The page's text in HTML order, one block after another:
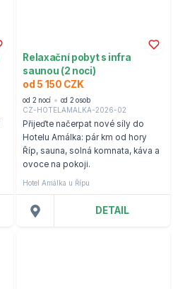
Relaxační pobyt s infra
saunou (2 noci)
od 5 150 CZK
od 2 nocí
od 2 osob
CZ-HOTELAMALKA-2026-02
Přijeďte načerpat nové síly do
Hotelu Amálka: pár km od hory
Říp, sauna, solná komnata, káva a
ovoce na pokoji.
Hotel Amálka u Řípu
DETAIL